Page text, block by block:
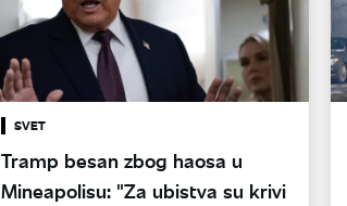
SVET
Tramp besan zbog haosa u
Mineapolisu: "Za ubistva su krivi